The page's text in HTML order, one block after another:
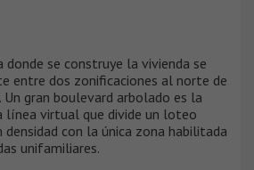
donde se construye la vivienda se
entre dos zonificaciones al norte de
Un gran boulevard arbolado es la
línea virtual que divide un loteo
con la única zona habilitada
unifamiliares.